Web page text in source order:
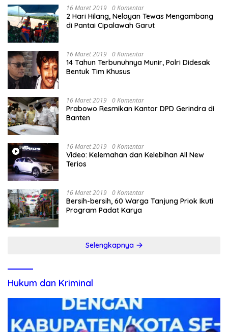
16 Maret 2019 0 Komentar
2 Hari Hilang, Nelayan Tewas Mengambang
di Pantai Cipalawah Garut
16 Maret 2019 0 Komentar
14 Tahun Terbunuhnya Munir, Polri Didesak
Bentuk Tim Khusus
16 Maret 2019 0 Komentar
Prabowo Resmikan Kantor DPD Gerindra di
Banten
16 Maret 2019 0 Komentar
Video: Kelemahan dan Kelebihan All New
Terios
16 Maret 2019 0 Komentar
Bersih-bersih, 60 Warga Tanjung Priok Ikuti
Program Padat Karya
Selengkapnya
Hukum dan Kriminal